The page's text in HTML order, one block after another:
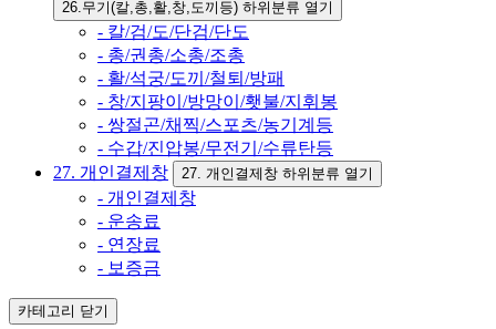
26.무기(칼,총,활,창,도끼등) 하위분류 열기
- 칼/검/도/단검/단도
- 총/권총/소총/조총
- 활/석궁/도끼/철퇴/방패
- 창/지팡이/방망이/횃불/지휘봉
- 쌍절곤/채찍/스포츠/농기계등
- 수갑/진압봉/무전기/수류탄등
27. 개인결제창
27. 개인결제창 하위분류 열기
- 개인결제창
- 운송료
- 연장료
- 보증금
카테고리 닫기